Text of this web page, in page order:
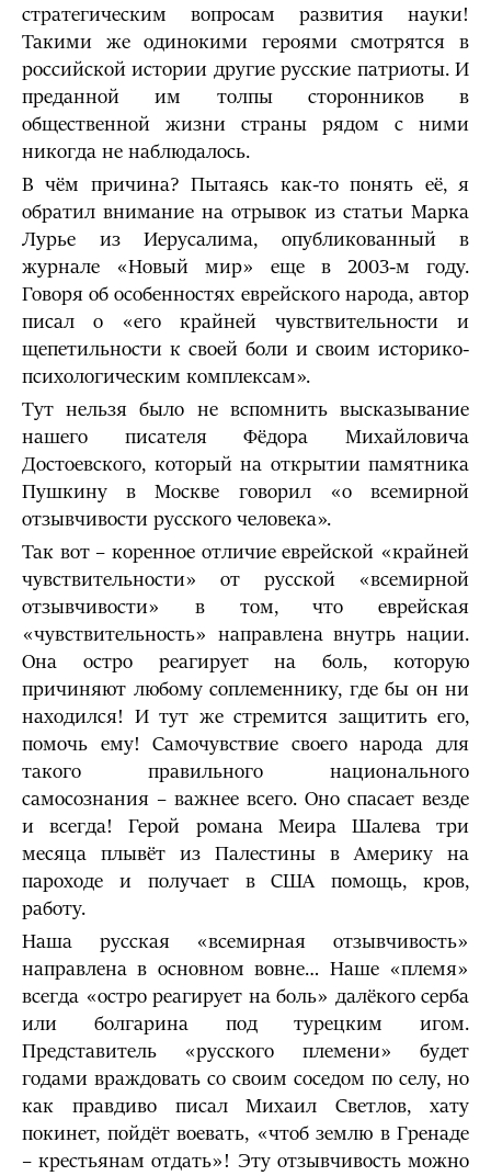
стратегическим вопросам развития науки!
Такими же одинокими героями смотрятся в
российской истории другие русские патриоты. И
преданной им толпы сторонников в
общественной жизни страны рядом с ними
никогда не наблюдалось.
В чём причина? Пытаясь как-то понять её, я
обратил внимание на отрывок из статьи Марка
Лурье из Иерусалима, опубликованный в
журнале «Новый мир» еще в 2003-м году.
Говоря об особенностях еврейского народа, автор
писал о «его крайней чувствительности и
щепетильности к своей боли и своим историко-
психологическим комплексам».
Тут нельзя было не вспомнить высказывание
нашего писателя Фёдора Михайловича
Достоевского, который на открытии памятника
Пушкину в Москве говорил «о всемирной
отзывчивости русского человека».
Так вот – коренное отличие еврейской «крайней
чувствительности» от русской «всемирной
отзывчивости» в том, что еврейская
«чувствительность» направлена внутрь нации.
Она остро реагирует на боль, которую
причиняют любому соплеменнику, где бы он ни
находился! И тут же стремится защитить его,
помочь ему! Самочувствие своего народа для
такого правильного национального
самосознания – важнее всего. Оно спасает везде
и всегда! Герой романа Меира Шалева три
месяца плывёт из Палестины в Америку на
пароходе и получает в США помощь, кров,
работу.
Наша русская «всемирная отзывчивость»
направлена в основном вовне… Наше «племя»
всегда «остро реагирует на боль» далёкого серба
или болгарина под турецким игом.
Представитель «русского племени» будет
годами враждовать со своим соседом по селу, но
как правдиво писал Михаил Светлов, хату
покинет, пойдёт воевать, «чтоб землю в Гренаде
– крестьянам отдать»! Эту отзывчивость можно